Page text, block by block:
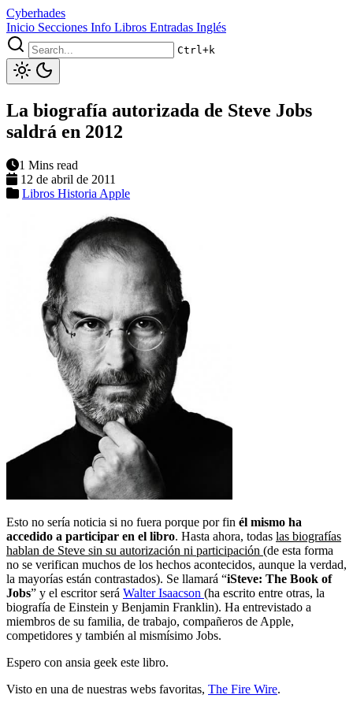
Cyberhades
Inicio Secciones Info Libros Entradas Inglés
Ctrl+k
La biografía autorizada de Steve Jobs
saldrá en 2012
1 Mins read
12 de abril de 2011
Libros Historia Apple
Esto no sería noticia si no fuera porque por fin él mismo ha
accedido a participar en el libro. Hasta ahora, todas las biografías
hablan de Steve sin su autorización ni participación (de esta forma
no se verifican muchos de los hechos acontecidos, aunque la verdad,
la mayorías están contrastados). Se llamará “iSteve: The Book of
Jobs” y el escritor será Walter Isaacson (ha escrito entre otras, la
biografía de Einstein y Benjamin Franklin). Ha entrevistado a
miembros de su familia, de trabajo, compañeros de Apple,
competidores y también al mismísimo Jobs.
Espero con ansia geek este libro.
Visto en una de nuestras webs favoritas, The Fire Wire.